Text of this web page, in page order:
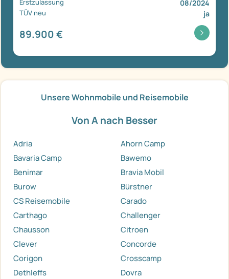
Erstzulassung 08/2024
TÜV neu ja
89.900 €
Unsere Wohnmobile und Reisemobile
Von A nach Besser
Adria
Ahorn Camp
Bavaria Camp
Bawemo
Benimar
Bravia Mobil
Burow
Bürstner
CS Reisemobile
Carado
Carthago
Challenger
Chausson
Citroen
Clever
Concorde
Corigon
Crosscamp
Dethleffs
Dovra